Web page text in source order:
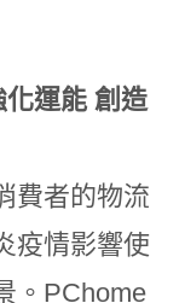
化運能 創造
費者的物流
疫情影響使
。PChome